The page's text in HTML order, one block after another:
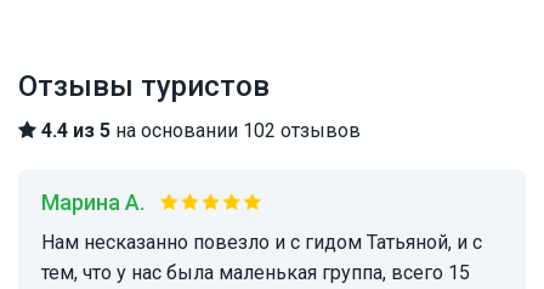
Отзывы туристов
4.4 из 5 на основании 102 отзывов
Марина А.
Нам несказанно повезло и с гидом Татьяной, и с
тем, что у нас была маленькая группа, всего 15